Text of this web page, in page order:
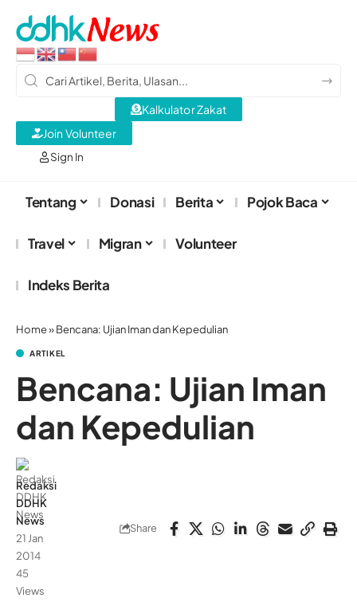
Sign In
Kalkulator Zakat
Join Volunteer
Tentang Donasi Berita Pojok Baca
Travel Migran Volunteer
Indeks Berita
Home»Bencana: Ujian Iman dan Kepedulian
ARTIKEL
Bencana: Ujian Iman
dan Kepedulian
Redaksi
DDHK
News
21 Jan
2014
45
Views
Share